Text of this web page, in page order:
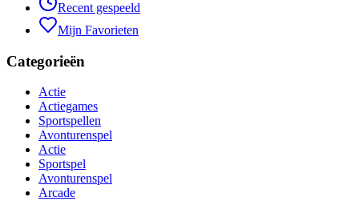
Recent gespeeld
Mijn Favorieten
Categorieën
Actie
Actiegames
Sportspellen
Avonturenspel
Actie
Sportspel
Avonturenspel
Arcade